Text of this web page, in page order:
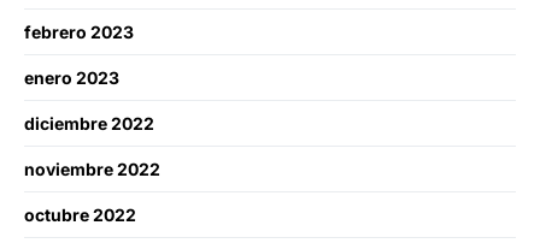
febrero 2023
enero 2023
diciembre 2022
noviembre 2022
octubre 2022